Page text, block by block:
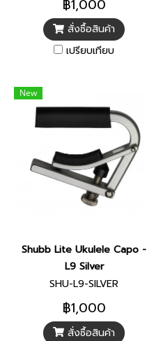
฿1,000
สั่งซื้อสินค้า
เปรียบเทียบ
New
Shubb Lite Ukulele Capo -
L9 Silver
SHU-L9-SILVER
฿1,000
สั่งซื้อสินค้า